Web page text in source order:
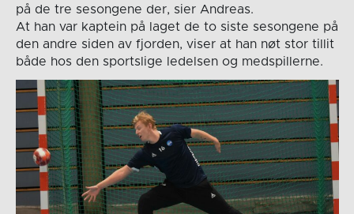
på de tre sesongene der, sier Andreas.
At han var kaptein på laget de to siste sesongene på
den andre siden av fjorden, viser at han nøt stor tillit
både hos den sportslige ledelsen og medspillerne.